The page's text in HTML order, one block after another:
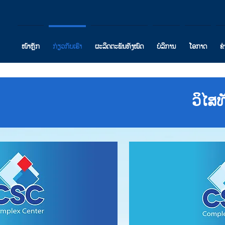
ໜ້າຫຼັກ ກ່ຽວກັບເຮົາ ຜະລິດຕະພັນທັງໝົດ ບໍລິການ ໂອກາດ
ວິໄ